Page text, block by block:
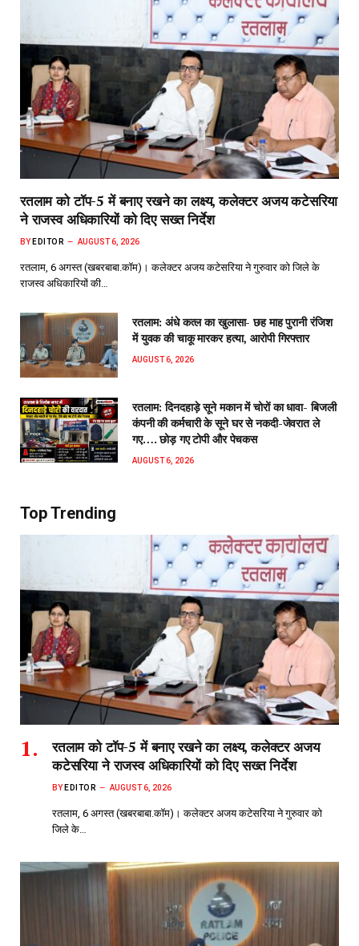
रतलाम को टॉप-5 में बनाए रखने का लक्ष्य, कलेक्टर अजय कटेसरिया
ने राजस्व अधिकारियों को दिए सख्त निर्देश
BY EDITOR AUGUST 6, 2026
रतलाम, 6 अगस्त (खबरबाबा.कॉम)। कलेक्टर अजय कटेसरिया ने गुरुवार को जिले के
राजस्व अधिकारियों की…
रतलाम: अंधे कत्ल का खुलासा- छह माह पुरानी रंजिश
में युवक की चाकू मारकर हत्या, आरोपी गिरफ्तार
AUGUST 6, 2026
रतलाम: दिनदहाड़े सूने मकान में चोरों का धावा- बिजली
कंपनी की कर्मचारी के सूने घर से नकदी-जेवरात ले
गए…. छोड़ गए टोपी और पेचकस
AUGUST 6, 2026
Top Trending
रतलाम को टॉप-5 में बनाए रखने का लक्ष्य, कलेक्टर अजय
कटेसरिया ने राजस्व अधिकारियों को दिए सख्त निर्देश
BY EDITOR AUGUST 6, 2026
रतलाम, 6 अगस्त (खबरबाबा.कॉम)। कलेक्टर अजय कटेसरिया ने गुरुवार को
जिले के…